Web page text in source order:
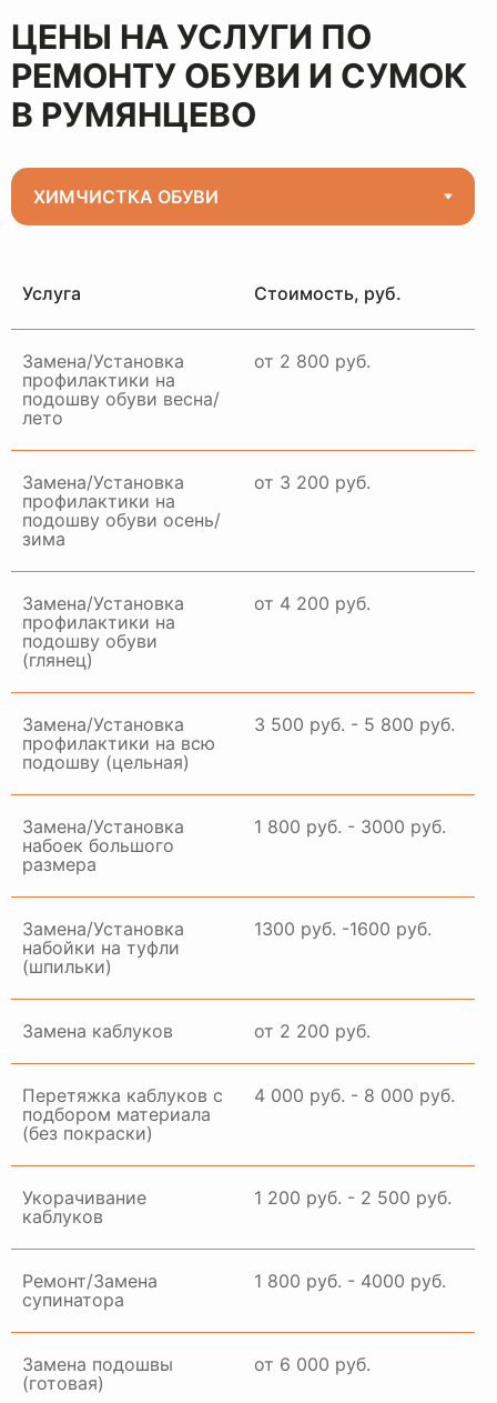
ЦЕНЫ НА УСЛУГИ ПО
РЕМОНТУ ОБУВИ И СУМОК
В РУМЯНЦЕВО
Услуга Стоимость, руб.
Замена/Установка
профилактики на
подошву обуви весна/
лето
от 2 800 руб.
Замена/Установка
профилактики на
подошву обуви осень/
зима
от 3 200 руб.
Замена/Установка
профилактики на
подошву обуви
(глянец)
от 4 200 руб.
Замена/Установка
профилактики на всю
подошву (цельная)
3 500 руб. - 5 800 руб.
Замена/Установка
набоек большого
размера
1 800 руб. - 3000 руб.
Замена/Установка
набойки на туфли
(шпильки)
1300 руб. -1600 руб.
Замена каблуков от 2 200 руб.
Перетяжка каблуков с
подбором материала
(без покраски)
4 000 руб. - 8 000 руб.
Укорачивание
каблуков
1 200 руб. - 2 500 руб.
Ремонт/Замена
супинатора
1 800 руб. - 4000 руб.
Замена подошвы
(готовая)
от 6 000 руб.